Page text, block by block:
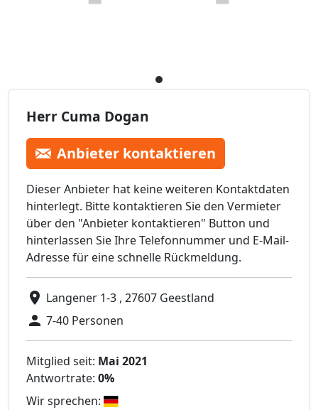
Herr Cuma Dogan
Anbieter kontaktieren
Dieser Anbieter hat keine weiteren Kontaktdaten
hinterlegt. Bitte kontaktieren Sie den Vermieter
über den "Anbieter kontaktieren" Button und
hinterlassen Sie Ihre Telefonnummer und E-Mail-
Adresse für eine schnelle Rückmeldung.
Langener 1-3 , 27607 Geestland
7-40 Personen
Mitglied seit: Mai 2021
Antwortrate: 0%
Wir sprechen: